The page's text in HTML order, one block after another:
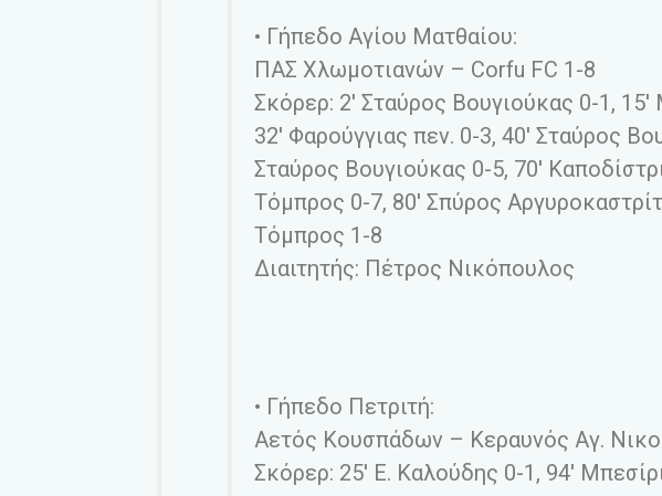
• Γήπεδο Αγίου Ματθαίου:
ΠΑΣ Χλωμοτιανών – Corfu FC 1-8
Σκόρερ: 2′ Σταύρος Βουγιούκας 0-1,
32′ Φαρούγγιας πεν. 0-3, 40′ Σταύρος
Σταύρος Βουγιούκας 0-5, 70′
Τόμπρος 0-7, 80′ Σπύρος
Τόμπρος 1-8
Διαιτητής: Πέτρος Νικόπουλος
• Γήπεδο Πετριτή:
Αετός Κουσπάδων – Κεραυνός Αγ.
Σκόρερ: 25′ Ε. Καλούδης 0-1, 94′